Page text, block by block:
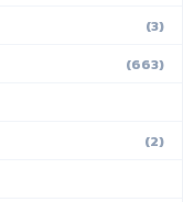
(3)
(663)
(2)